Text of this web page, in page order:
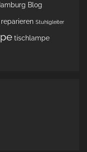
Blog
Stuhlgleiter
tischlampe